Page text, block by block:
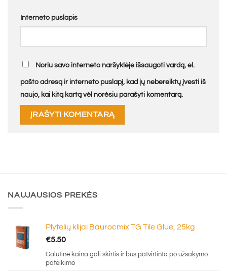
Interneto puslapis
Noriu savo interneto naršyklėje išsaugoti vardą, el.
pašto adresą ir interneto puslapį, kad jų nebereiktų įvesti iš
naujo, kai kitą kartą vėl norėsiu parašyti komentarą.
NAUJAUSIOS PREKĖS
Plytelių klijai Baurocmix TG Tile Glue, 25kg
€5.50
Galutinė kaina gali skirtis ir bus patvirtinta po užsakymo
pateikimo